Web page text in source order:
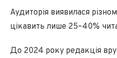
Аудиторія виявилася
цікавить лише 25–40%
До 2024 року редакція